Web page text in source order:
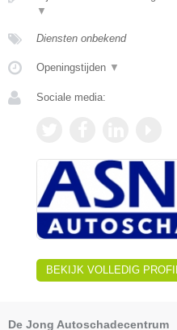
▼
Diensten onbekend
Openingstijden ▼
Sociale media:
BEKIJK VOLLEDIG
De Jong Autoschadecentrum